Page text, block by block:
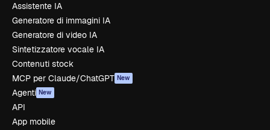
Assistente IA
Generatore di immagini IA
Generatore di video IA
Sintetizzatore vocale IA
Contenuti stock
MCP per Claude/ChatGPT New
Agenti New
API
App mobile